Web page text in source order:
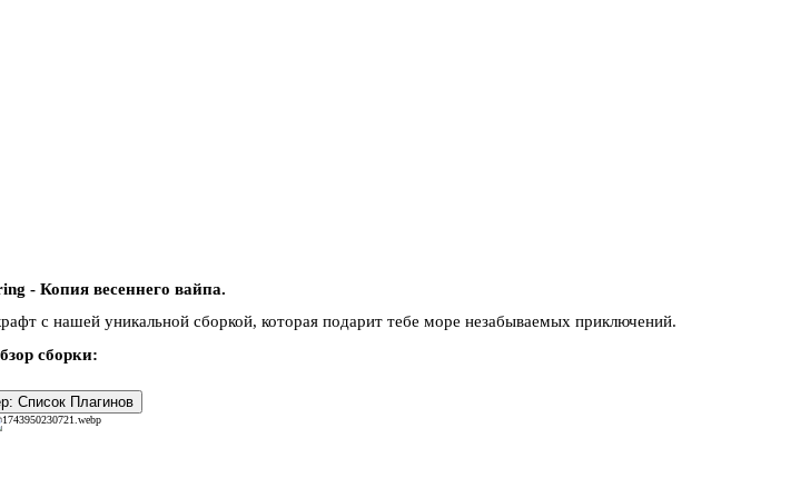
- Копия весеннего вайпа.​
с нашей уникальной сборкой, которая подарит тебе море незабываемых приключений.
сборки:
Список Плагинов